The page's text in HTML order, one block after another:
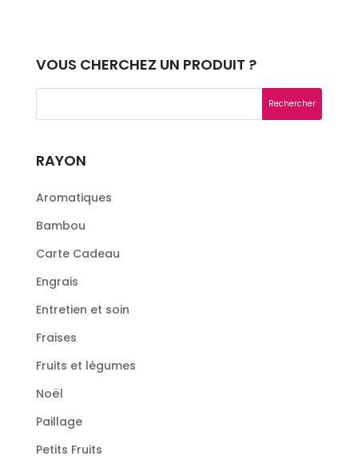
VOUS CHERCHEZ UN PRODUIT ?
RAYON
Aromatiques
Bambou
Carte Cadeau
Engrais
Entretien et soin
Fraises
Fruits et légumes
Noël
Paillage
Petits Fruits